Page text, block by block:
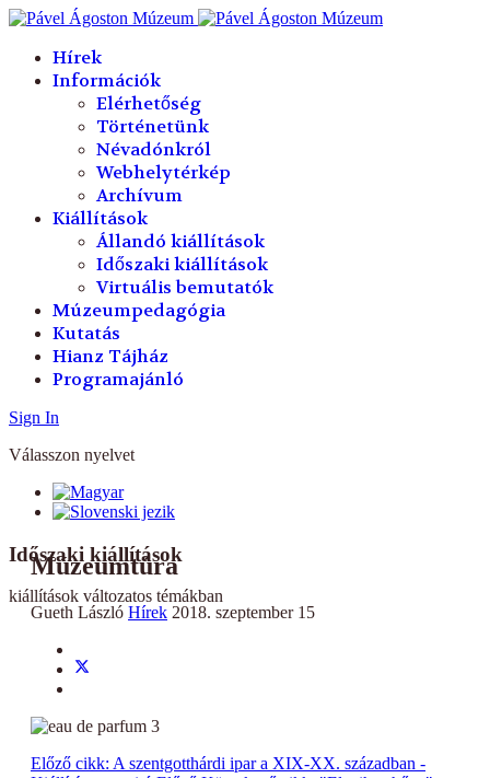
Hírek
Információk
Elérhetőség
Történetünk
Névadónkról
Webhelytérkép
Archívum
Kiállítások
Állandó kiállítások
Időszaki kiállítások
Virtuális bemutatók
Múzeumpedagógia
Kutatás
Hianz Tájház
Programajánló
Sign In
Válasszon nyelvet
Időszaki kiállítások
kiállítások változatos témákban
Múzeumtúra
Gueth László Hírek 2018. szeptember 15
Előző cikk: A szentgotthárdi ipar a XIX-XX. században -
év
hónap
év
hónap